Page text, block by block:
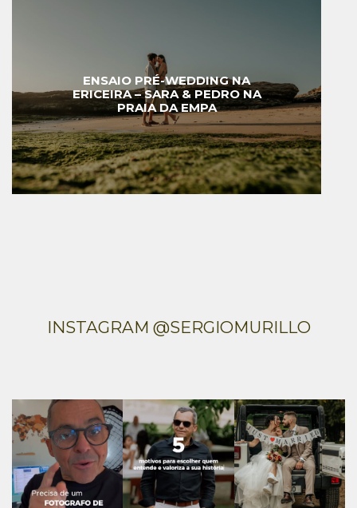
ENSAIO PRÉ-WEDDING NA
ERICEIRA – SARA & PEDRO NA
PRAIA DA EMPA
INSTAGRAM @SERGIOMURILLO